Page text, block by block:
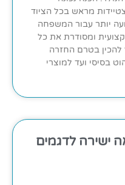
מראש בכל הציוד
יותר עבור המשפחה
ומסודרת את כל
להכין בטרם החזרה
בסיסי ועד למוצרי
השוואה ישירה לדגמים